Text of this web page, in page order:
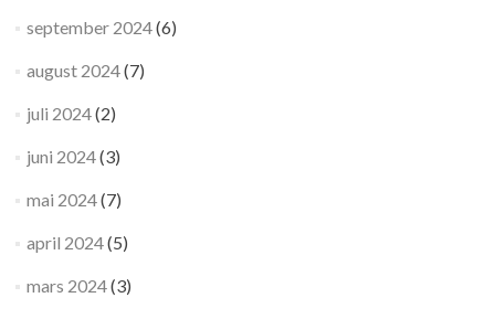
september 2024(6)
august 2024(7)
juli 2024(2)
juni 2024(3)
mai 2024(7)
april 2024(5)
mars 2024(3)